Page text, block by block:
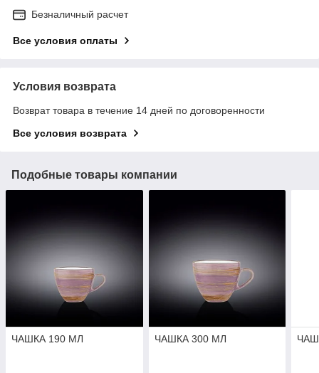
Безналичный расчет
Все условия оплаты
Условия возврата
Возврат товара в течение 14 дней по договоренности
Все условия возврата
Подобные товары компании
ЧАШКА 190 МЛ ЧАШКА 300 МЛ